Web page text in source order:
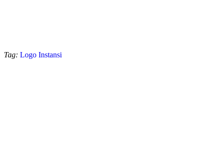
Tag: Logo Instansi